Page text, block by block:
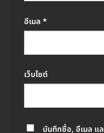
อีเมล *
เว็บไซต์
บันทึกชื่อ, อีเมล แ